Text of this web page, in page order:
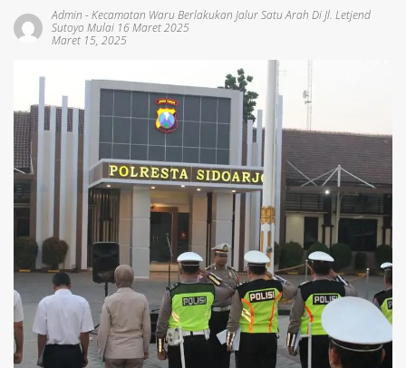
Admin -Kecamatan Waru Berlakukan Jalur Satu Arah Di Jl. Letjend
Sutoyo Mulai 16 Maret 2025
Maret 15, 2025